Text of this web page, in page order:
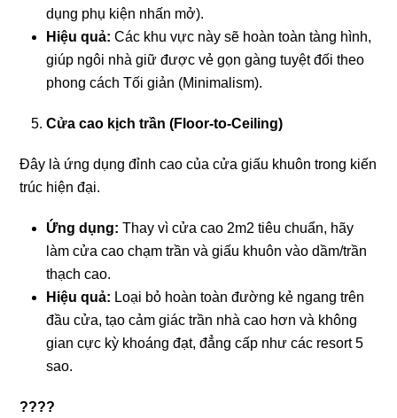
dụng phụ kiện nhấn mở).
Hiệu quả: Các khu vực này sẽ hoàn toàn tàng hình,
giúp ngôi nhà giữ được vẻ gọn gàng tuyệt đối theo
phong cách Tối giản (Minimalism).
Cửa cao kịch trần (Floor-to-Ceiling)
Đây là ứng dụng đỉnh cao của cửa giấu khuôn trong kiến
trúc hiện đại.
Ứng dụng: Thay vì cửa cao 2m2 tiêu chuẩn, hãy
làm cửa cao chạm trần và giấu khuôn vào dầm/trần
thạch cao.
Hiệu quả: Loại bỏ hoàn toàn đường kẻ ngang trên
đầu cửa, tạo cảm giác trần nhà cao hơn và không
gian cực kỳ khoáng đạt, đẳng cấp như các resort 5
sao.
????